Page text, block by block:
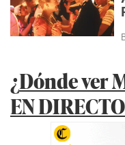
¿Dónde ver
EN